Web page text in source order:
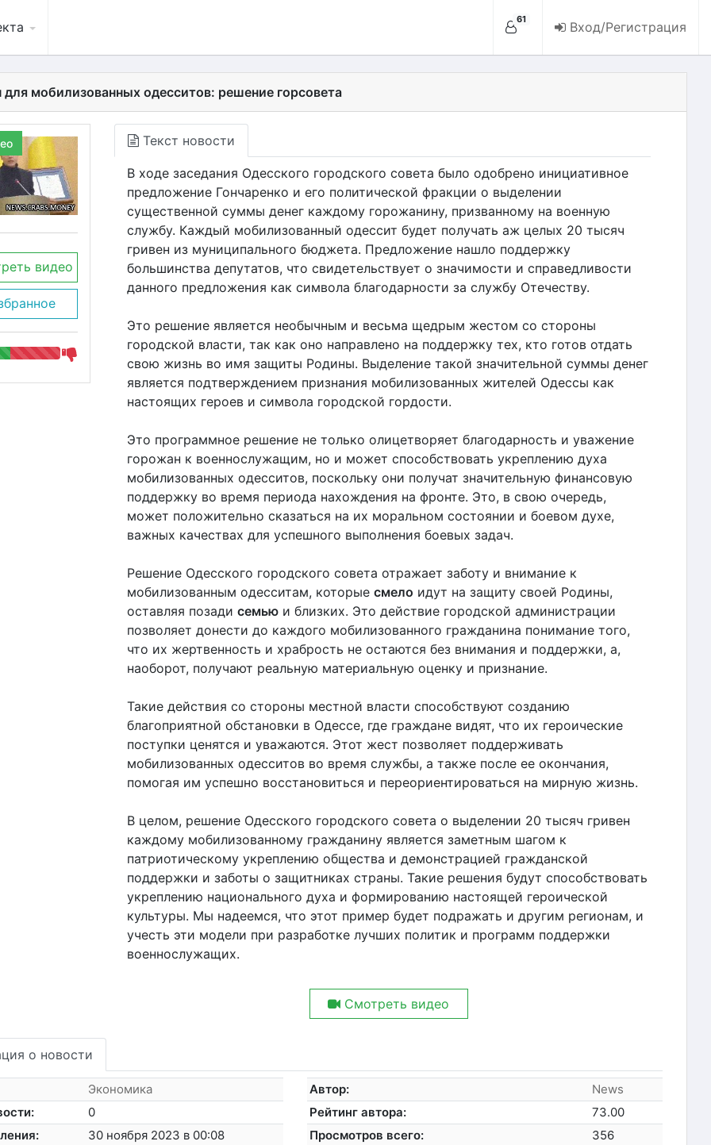
61 Вход/Регистрация
для мобилизованных одесситов: решение горсовета
видео
Текст новости
В ходе заседания Одесского городского совета было одобрено инициативное
предложение Гончаренко и его политической фракции о выделении
существенной суммы денег каждому горожанину, призванному на военную
службу. Каждый мобилизованный одессит будет получать аж целых 20 тысяч
гривен из муниципального бюджета. Предложение нашло поддержку
большинства депутатов, что свидетельствует о значимости и справедливости
данного предложения как символа благодарности за службу Отечеству.
Это решение является необычным и весьма щедрым жестом со стороны
городской власти, так как оно направлено на поддержку тех, кто готов отдать
свою жизнь во имя защиты Родины. Выделение такой значительной суммы денег
является подтверждением признания мобилизованных жителей Одессы как
настоящих героев и символа городской гордости.
Это программное решение не только олицетворяет благодарность и уважение
горожан к военнослужащим, но и может способствовать укреплению духа
мобилизованных одесситов, поскольку они получат значительную финансовую
поддержку во время периода нахождения на фронте. Это, в свою очередь,
может положительно сказаться на их моральном состоянии и боевом духе,
важных качествах для успешного выполнения боевых задач.
Решение Одесского городского совета отражает заботу и внимание к
мобилизованным одесситам, которые смело идут на защиту своей Родины,
оставляя позади семьюи близких. Это действие городской администрации
позволяет донести до каждого мобилизованного гражданина понимание того,
что их жертвенность и храбрость не остаются без внимания и поддержки, а,
наоборот, получают реальную материальную оценку и признание.
Такие действия со стороны местной власти способствуют созданию
благоприятной обстановки в Одессе, где граждане видят, что их героические
поступки ценятся и уважаются. Этот жест позволяет поддерживать
мобилизованных одесситов во время службы, а также после ее окончания,
помогая им успешно восстановиться и переориентироваться на мирную жизнь.
В целом, решение Одесского городского совета о выделении 20 тысяч гривен
каждому мобилизованному гражданину является заметным шагом к
патриотическому укреплению общества и демонстрацией гражданской
поддержки и заботы о защитниках страны. Такие решения будут способствовать
укреплению национального духа и формированию настоящей героической
культуры. Мы надеемся, что этот пример будет подражать и другим регионам, и
учесть эти модели при разработке лучших политик и программ поддержки
военнослужащих.
Смотреть видео
о новости
Экономика
0
30 ноября 2023 в 00:08
Автор:
News
Рейтинг автора:
73.00
Просмотров всего:
356